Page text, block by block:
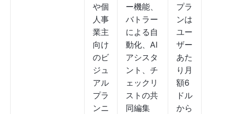
や個
人事
業主
向け
のビ
ジュ
アル
プラ
ンニ
ー機能、
バトラー
による自
動化、AI
アシスタ
ント、チ
ェックリ
ストの共
同編集
プラ
ンは
ユー
ザー
あた
り月
額6
ドル
から